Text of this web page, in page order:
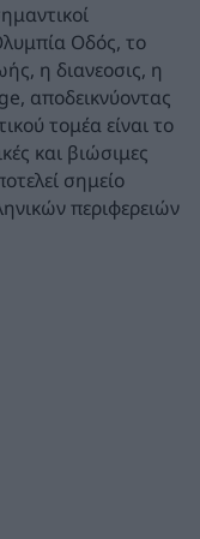
Οδός, το
η διανεοσις, η
αποδεικνύοντας
τομέα είναι το
και βιώσιμες
σημείο
περιφερειών